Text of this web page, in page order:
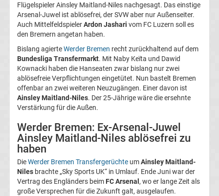
FC
Köln
Transfergerüchte
1.
FC
Magdeburg
Transfergerüchte
1.
Flügelspieler Ainsley Maitland-Niles nachgesagt. Das einstige
Arsenal-Juwel ist ablösefrei, der SVW aber nur Außenseiter.
Auch MittelfeldspielerArdon Jashari vom FC Luzern soll es
den Bremern angetan haben.
Bislang agierteWerder Bremen recht zurückhaltend auf dem
Bundesliga Transfermarkt. Mit Naby Keïta und Dawid
Kownacki haben die Hanseaten zwar bislang nur zwei
ablösefreie Verpflichtungen eingetütet. Nun bastelt Bremen
offenbar an zwei weiteren Neuzugängen. Einer davon ist
Ainsley Maitland-Niles. Der 25-Jährige wäre die ersehnte
Verstärkung für die Außen.
Werder Bremen: Ex-Arsenal-Juwel
Ainsley Maitland-Niles ablösefrei zu
haben
DieWerder Bremen Transfergerüchte umAinsley Maitland-
Niles brachte „Sky Sports UK“ in Umlauf. Ende Juni war der
Vertrag des Engländers beim FC Arsenal, wo er lange Zeit als
große Versprechen für die Zukunft galt, ausgelaufen.